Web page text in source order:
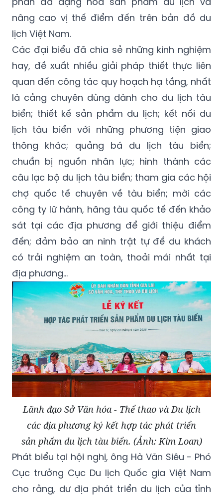
nâng cao vị thế điểm đến trên bản đồ du
lịch Việt Nam.
Các đại biểu đã chia sẻ những kinh nghiệm
hay, đề xuất nhiều giải pháp thiết thực liên
quan đến công tác quy hoạch hạ tầng, nhất
là cảng chuyên dùng dành cho du lịch tàu
biển; thiết kế sản phẩm du lịch; kết nối du
lịch tàu biển với những phương tiện giao
thông khác; quảng bá du lịch tàu biển;
chuẩn bị nguồn nhân lực; hình thành các
câu lạc bộ du lịch tàu biển; tham gia các hội
chợ quốc tế chuyên về tàu biển; mời các
công ty lữ hành, hãng tàu quốc tế đến khảo
sát tại các địa phương để giới thiệu điểm
đến; đảm bảo an ninh trật tự để du khách
có trải nghiệm an toàn, thoải mái nhất tại
địa phương...
Lãnh đạo Sở Văn hóa - Thể thao và Du lịch
các địa phương ký kết hợp tác phát triển
sản phẩm du lịch tàu biển. (Ảnh: Kim Loan)
Phát biểu tại hội nghị, ông Hà Văn Siêu - Phó
Cục trưởng Cục Du lịch Quốc gia Việt Nam
cho rằng, dư địa phát triển du lịch của tỉnh